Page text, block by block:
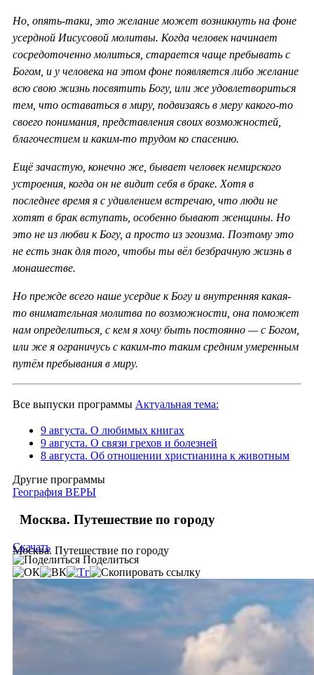
Но, опять-таки, это желание может возникнуть на фоне
усердной Иисусовой молитвы. Когда человек начинает
сосредоточенно молиться, старается чаще пребывать с
Богом, и у человека на этом фоне появляется либо желание
всю свою жизнь посвятить Богу, или же удовлетвориться
тем, что оставаться в миру, подвизаясь в меру какого-то
своего понимания, представления своих возможностей,
благочестием и каким-то трудом ко спасению.
Ещё зачастую, конечно же, бывает человек немирского
устроения, когда он не видит себя в браке. Хотя в
последнее время я с удивлением встречаю, что люди не
хотят в брак вступать, особенно бывают женщины. Но
это не из любви к Богу, а просто из эгоизма. Поэтому это
не есть знак для того, чтобы ты вёл безбрачную жизнь в
монашестве.
Но прежде всего наше усердие к Богу и внутренняя какая-
то внимательная молитва по возможности, она поможет
нам определиться, с кем я хочу быть постоянно — с Богом,
или же я ограничусь с каким-то таким средним умеренным
путём пребывания в миру.
Все выпуски программы Актуальная тема:
9 августа. О любимых книгах
9 августа. О связи грехов и болезней
8 августа. Об отношении христианина к животным
Другие программы
География ВЕРЫ
Москва. Путешествие по городу
Москва. Путешествие по городу
Скачать
Поделиться